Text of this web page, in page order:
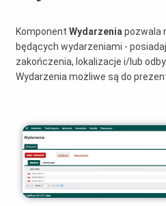
Instrukcje obsługi
Słownik
FAQ
odwiedź netPR.pl
Komponent Wydarzeniapozwala
będących wydarzeniami -
zakończenia, lokalizacje i/lub
Wydarzenia możliwe są do